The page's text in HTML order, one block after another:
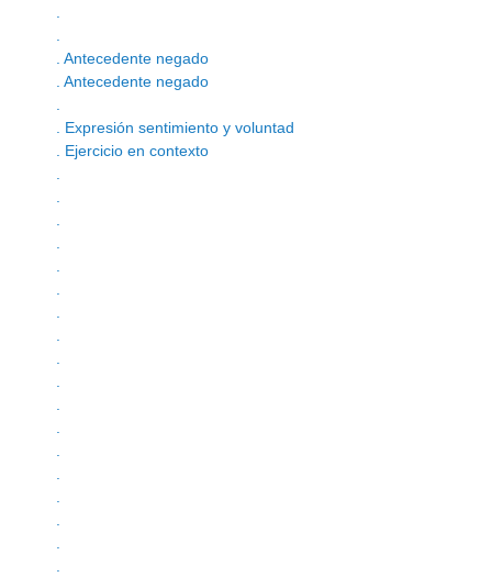
.
.
. Antecedente negado
. Antecedente negado
.
. Expresión sentimiento y voluntad
. Ejercicio en contexto
.
.
.
.
.
.
.
.
.
.
.
.
.
.
.
.
.
.